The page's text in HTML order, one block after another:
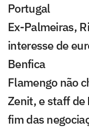
Portugal
Ex-Palmeiras,
interesse de
Benfica
Flamengo não
Zenit, e staff de
fim das